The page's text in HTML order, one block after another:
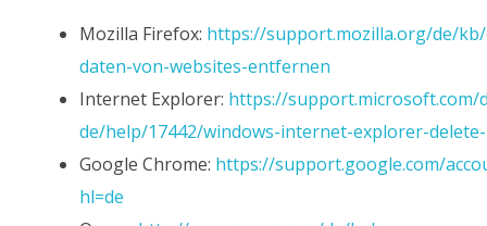
Mozilla Firefox: https://support.mozilla.org/de/
daten-von-websites-entfernen
Internet Explorer: https://support.microsoft.com/
de/help/17442/windows-internet-explorer-
Google Chrome: https://support.google.com/
hl=de